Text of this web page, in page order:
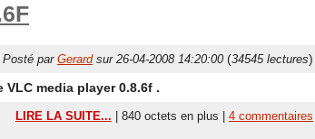
Posté par Gerard sur 26-04-2008 14:20:00 (34545 lectures)
media player 0.8.6f .
LIRE LA SUITE... | 840 octets en plus | 4 commentaires